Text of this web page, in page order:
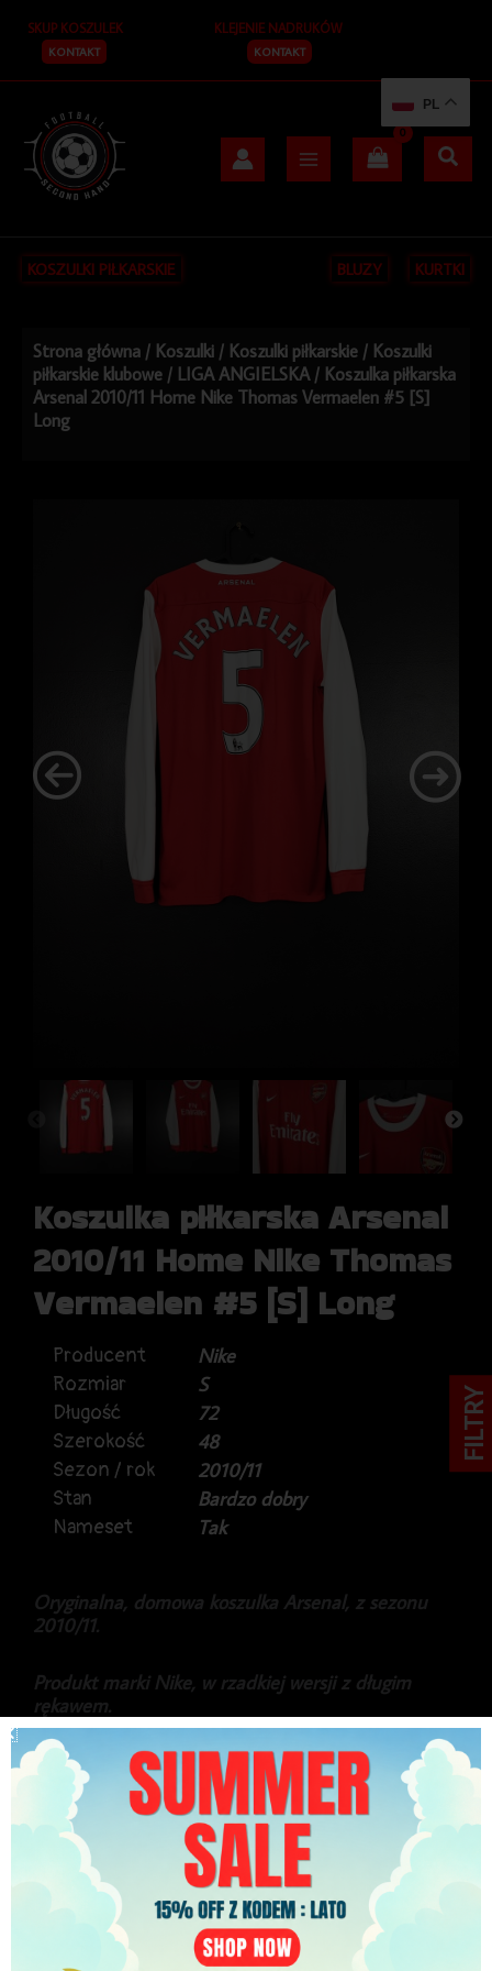
treści
SKUP KOSZULEK
KONTAKT
KLEJENIE NADRUKÓW
KONTAKT
KOSZULKI PIŁKARSKIE BLUZY KURTKI
Strona główna / Koszulki / Koszulki piłkarskie / Koszulki
piłkarskie klubowe / LIGA ANGIELSKA / Koszulka piłkarska
Arsenal 2010/11 Home Nike Thomas Vermaelen #5 [S]
Long
Koszulka piłkarska Arsenal
2010/11 Home Nike Thomas
Vermaelen #5 [S] Long
Producent
Nike
Rozmiar
S
Długość
72
Szerokość
48
Sezon / rok
2010/11
Stan
Bardzo dobry
Nameset
Tak
Oryginalna, domowa koszulka Arsenal, z sezonu
2010/11.
Produkt marki Nike, w rzadkiej wersji z długim
rękawem.
Na plecach Thomas Vermaelen.
Stan koszulki idealny, jedyna wada to delikatny
uszczerbek na literce T, w sponsorze z przodu.
299.99zł
PL
FILTRY